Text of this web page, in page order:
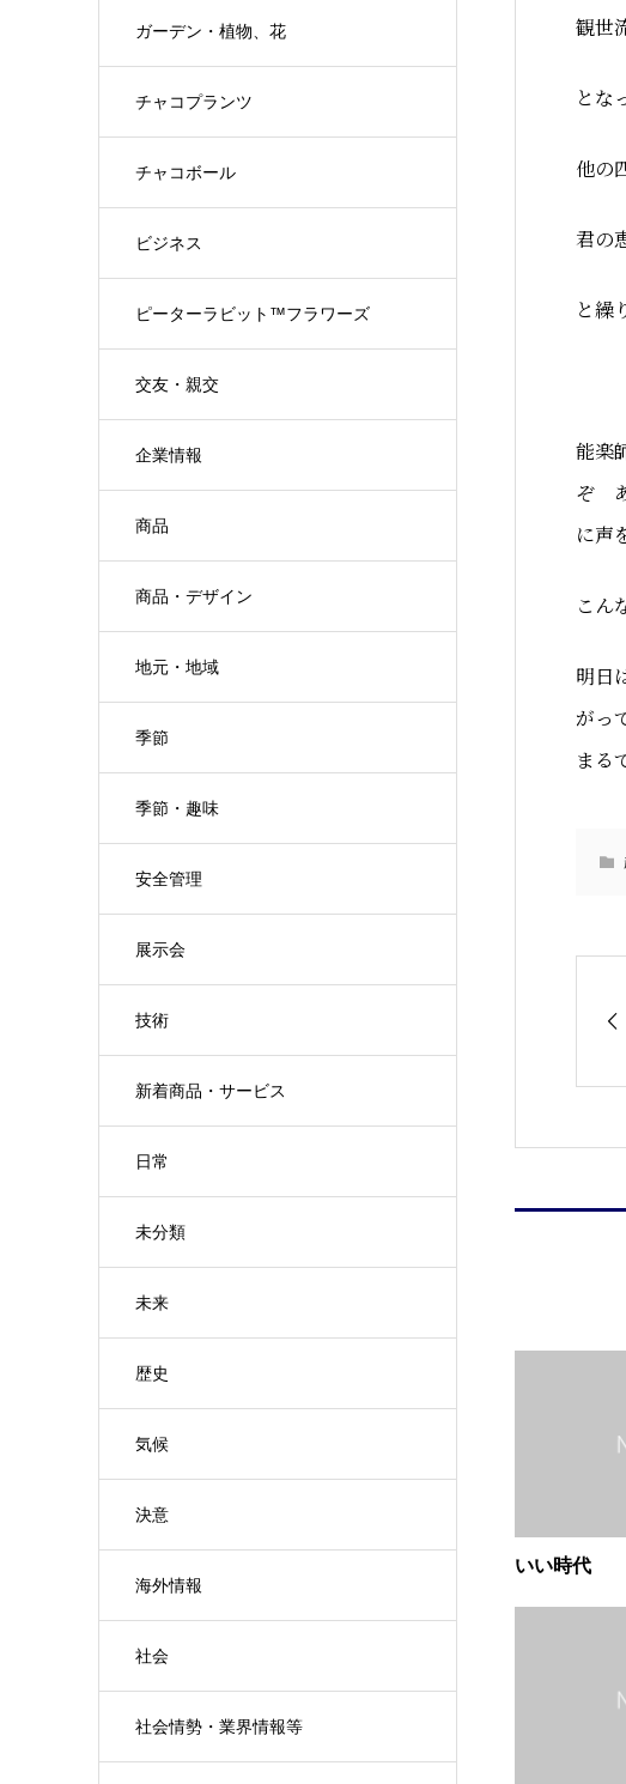
ガーデン・植物、花
チャコプランツ
チャコボール
ビジネス
ピーターラビット™フラワーズ
交友・親交
企業情報
商品
商品・デザイン
地元・地域
季節
季節・趣味
安全管理
展示会
技術
新着商品・サービス
日常
未分類
未来
歴史
気候
決意
海外情報
社会
社会情勢・業界情報等
観世
とな
他の
君の
と繰
能楽
ぞ
に声
こん
明日
がっ
まる
いい時代